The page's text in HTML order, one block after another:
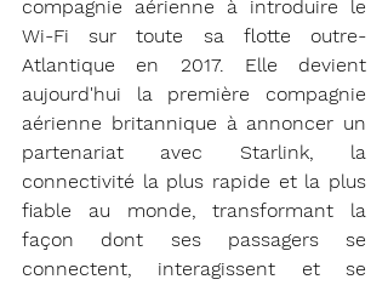
compagnie aérienne à introduire le
Wi-Fi sur toute sa flotte outre-
Atlantique en 2017. Elle devient
aujourd'hui la première compagnie
aérienne britannique à annoncer un
partenariat avec Starlink, la
connectivité la plus rapide et la plus
fiable au monde, transformant la
façon dont ses passagers se
connectent, interagissent et se